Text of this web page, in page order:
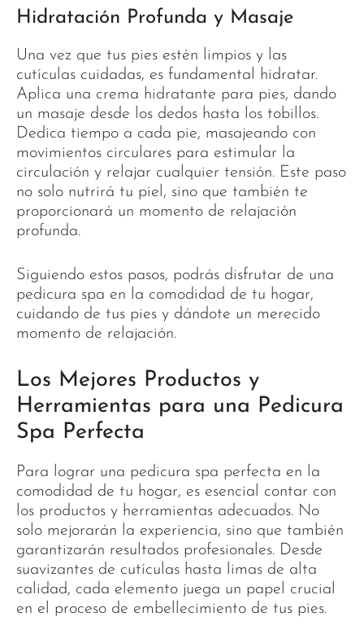
Hidratación Profunda y Masaje
Una vez que tus pies estén limpios y las
cutículas cuidadas, es fundamental hidratar.
Aplica una crema hidratante para pies, dando
un masaje desde los dedos hasta los tobillos.
Dedica tiempo a cada pie, masajeando con
movimientos circulares para estimular la
circulación y relajar cualquier tensión. Este paso
no solo nutrirá tu piel, sino que también te
proporcionará un momento de relajación
profunda.
Siguiendo estos pasos, podrás disfrutar de una
pedicura spa en la comodidad de tu hogar,
cuidando de tus pies y dándote un merecido
momento de relajación.
Los Mejores Productos y
Herramientas para una Pedicura
Spa Perfecta
Para lograr una pedicura spa perfecta en la
comodidad de tu hogar, es esencial contar con
los productos y herramientas adecuados. No
solo mejorarán la experiencia, sino que también
garantizarán resultados profesionales. Desde
suavizantes de cutículas hasta limas de alta
calidad, cada elemento juega un papel crucial
en el proceso de embellecimiento de tus pies.